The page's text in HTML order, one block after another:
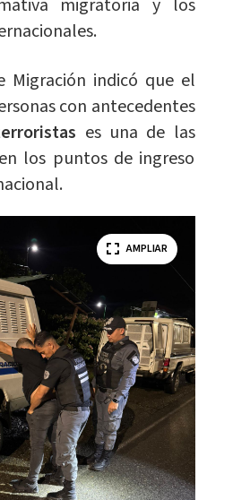
migratoria y los
Migración indicó que el
con antecedentes
es una de las
en los puntos de ingreso
AMPLIAR